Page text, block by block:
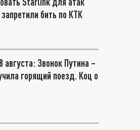
бить по КТК
Звонок Путина –
горящий поезд. Коц о